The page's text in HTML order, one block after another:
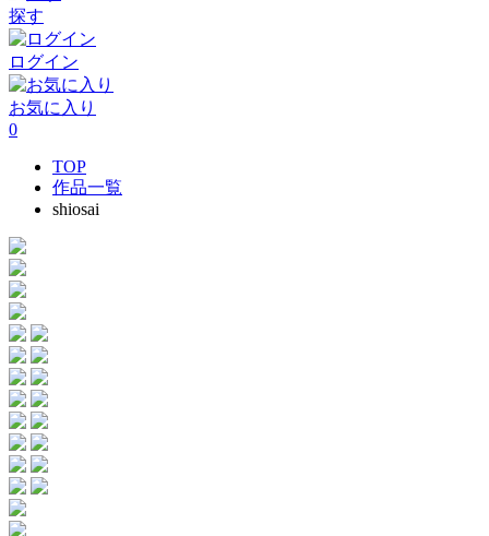
探す
ログイン
お気に入り
0
TOP
作品一覧
shiosai